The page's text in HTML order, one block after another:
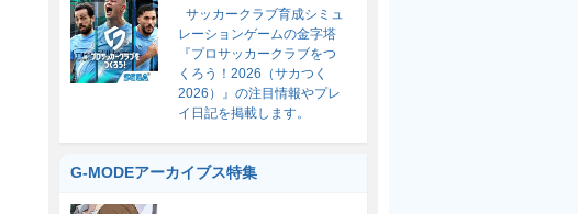
サッカークラブ育成シミュ
レーションゲームの金字塔
『プロサッカークラブをつ
くろう！2026（サカつく
2026）』の注目情報やプレ
イ日記を掲載します。
G-MODEアーカイブス特集